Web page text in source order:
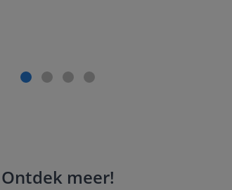
Ontdek meer!